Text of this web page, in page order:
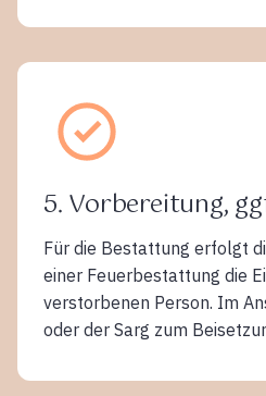
5. Vorbereitung,
Für die Bestattung erfolgt
einer Feuerbestattung die
verstorbenen Person. Im
oder der Sarg zum